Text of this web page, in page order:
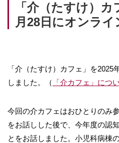
外部評価
その他 03-
「介（たすけ）
月28日にオンラ
「介（たすけ）カフェ」を
しました。（
「介カフェ」につ
今回の介カフェはおひとりのみ
をお話しした後で、今年度の認
とをお話しました。小児科病棟